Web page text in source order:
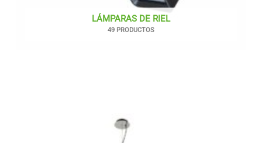
LÁMPARAS DE RIEL
49 PRODUCTOS